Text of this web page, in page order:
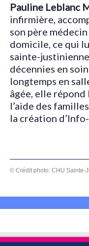
Pauline Leblanc
infirmière,
son père
domicile, ce qui
sainte-
décennies en
longtemps en
âgée, elle répond
l’aide des
la création d’Info-
© Crédit photo: CHU Sainte-